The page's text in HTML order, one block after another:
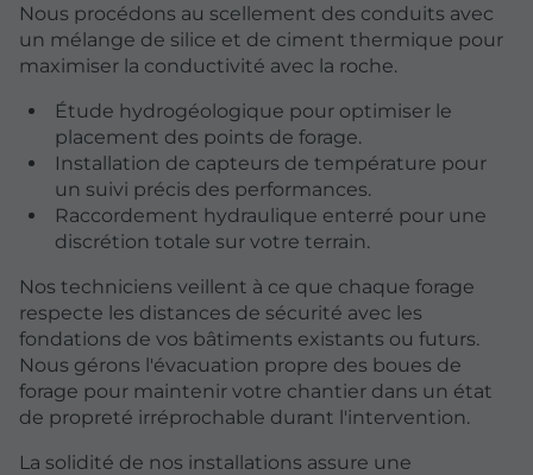
Nous procédons au scellement des conduits avec
un mélange de silice et de ciment thermique pour
maximiser la conductivité avec la roche.
Étude hydrogéologique pour optimiser le
placement des points de forage.
Installation de capteurs de température pour
un suivi précis des performances.
Raccordement hydraulique enterré pour une
discrétion totale sur votre terrain.
Nos techniciens veillent à ce que chaque forage
respecte les distances de sécurité avec les
fondations de vos bâtiments existants ou futurs.
Nous gérons l'évacuation propre des boues de
forage pour maintenir votre chantier dans un état
de propreté irréprochable durant l'intervention.
La solidité de nos installations assure une